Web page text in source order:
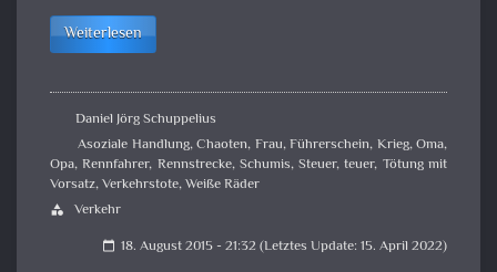
Weiterlesen
Daniel Jörg Schuppelius
Asoziale Handlung,Chaoten, Frau,Führerschein, Krieg,Oma,
Opa,Rennfahrer, Rennstrecke, Schumis,Steuer,teuer, Tötung mit
Vorsatz,Verkehrstote,Weiße Räder
category Verkehr
calendar_today 18. August 2015 - 21:32 (Letztes Update: 15. April 2022)